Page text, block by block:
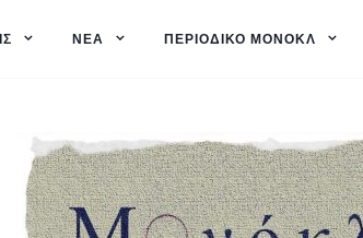
ΝΈΑ ΠΕΡΙΟΔΙΚΌ ΜΟΝΌΚΛ